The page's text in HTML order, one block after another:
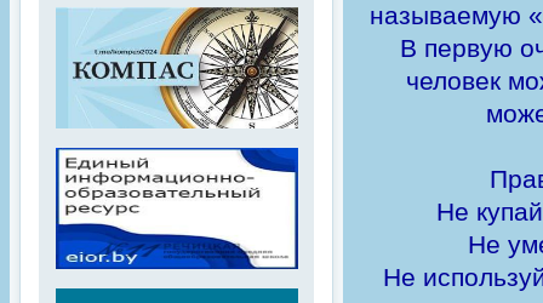
называемую
В первую
человек
Не
Не
Не